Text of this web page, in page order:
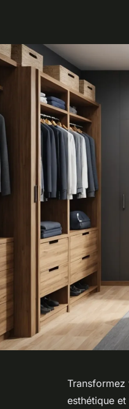
Transformez
esthétique